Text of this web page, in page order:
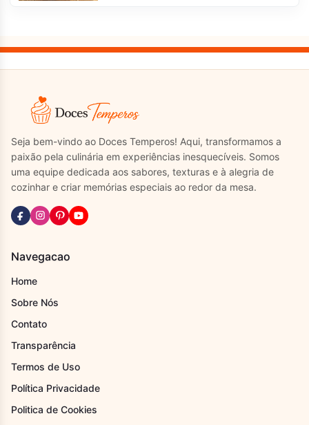
Seja bem-vindo ao Doces Temperos! Aqui, transformamos a
paixão pela culinária em experiências inesquecíveis. Somos
uma equipe dedicada aos sabores, texturas e à alegria de
cozinhar e criar memórias especiais ao redor da mesa.
Navegacao
Home
Sobre Nós
Contato
Transparência
Termos de Uso
Política Privacidade
Politica de Cookies